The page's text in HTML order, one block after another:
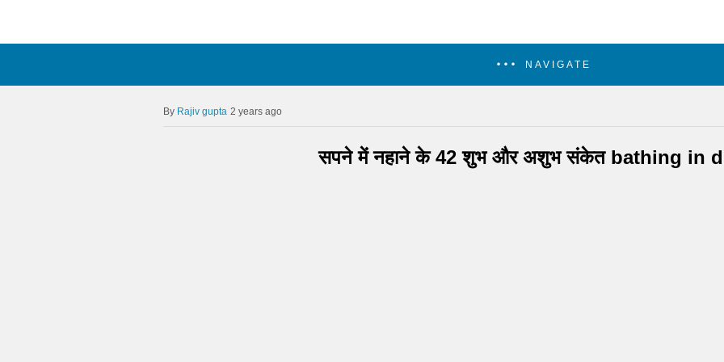
NAVIGATE
Rajiv gupta 2 years ago
सपने में नहाने के 42 शुभ और अशुभ संकेत bathing in